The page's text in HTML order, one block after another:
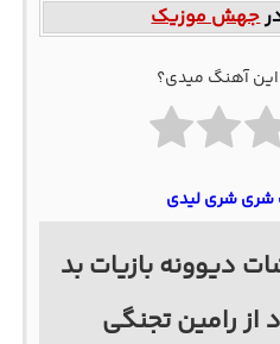
جهش موزیک
این آهنگ میدی؟
شری شری لیدی
دیوونه بازیات بد
رامین تجنگی